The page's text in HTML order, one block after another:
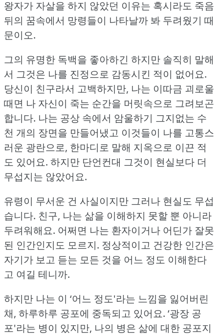
왕자가 자살을 하지 않았던 이유는 혹시라도 죽음
뒤의 꿈속에서 망령들이 나타날까 봐 두려웠기 때
문이오.
그의 유명한 독백을 좋아하긴 하지만 솔직히 말해
서 그것은 나를 진정으로 감동시킨 적이 없어요.
당신이 친구라서 고백하지만, 나는 이따금 괴로울
때면 나 자신이 죽는 순간을 머릿속으로 그려보곤
합니다. 나는 공상 속에서 암울하기 그지없는 수
천 개의 장면을 만들어냈고 이것들이 나를 고통스
러운 광란으로, 한마디로 말해 지옥으로 이끈 적
도 있어요. 하지만 단언컨대 그것이 현실보다 더
무섭지는 않았어요.
유령이 무서운 건 사실이지만 그러나 현실도 무섭
습니다. 친구, 나는 삶을 이해하지 못할 뿐 아니라
두려워해요. 어쩌면 나는 환자이거나 어딘가 잘못
된 인간인지도 모르지. 정상적이고 건강한 인간은
자기가 보고 듣는 모든 것을 어느 정도 이해한다
고 여길 테니까.
하지만 나는 이 ‘어느 정도'라는 느낌을 잃어버린
채, 하루하루 공포에 중독되고 있어요. ‘광장 공
포'라는 병이 있지만, 나의 병은 삶에 대한 공포지